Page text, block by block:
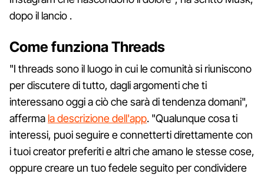
dopo il lancio .
Come funziona Threads
"I threads sono il luogo in cui le comunità si riuniscono
per discutere di tutto, dagli argomenti che ti
interessano oggi a ciò che sarà di tendenza domani",
afferma la descrizione dell'app. "Qualunque cosa ti
interessi, puoi seguire e connetterti direttamente con
i tuoi creator preferiti e altri che amano le stesse cose,
oppure creare un tuo fedele seguito per condividere